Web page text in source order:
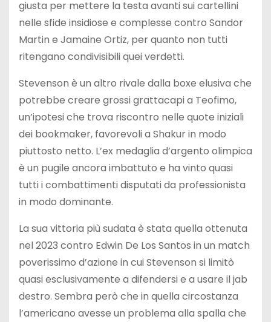
giusta per mettere la testa avanti sui cartellini
nelle sfide insidiose e complesse contro Sandor
Martin e Jamaine Ortiz, per quanto non tutti
ritengano condivisibili quei verdetti.
Stevenson è un altro rivale dalla boxe elusiva che
potrebbe creare grossi grattacapi a Teofimo,
un’ipotesi che trova riscontro nelle quote iniziali
dei bookmaker, favorevoli a Shakur in modo
piuttosto netto. L’ex medaglia d’argento olimpica
è un pugile ancora imbattuto e ha vinto quasi
tutti i combattimenti disputati da professionista
in modo dominante.
La sua vittoria più sudata è stata quella ottenuta
nel 2023 contro Edwin De Los Santos in un match
poverissimo d’azione in cui Stevenson si limitò
quasi esclusivamente a difendersi e a usare il jab
destro. Sembra però che in quella circostanza
l’americano avesse un problema alla spalla che